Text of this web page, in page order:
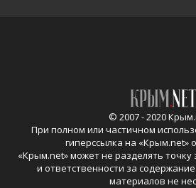
© 2007 - 2020
При полном или частичном
гиперссылка на «Крым.net»
«Крым.net» может не разделять точку
и ответственности за
материалов не